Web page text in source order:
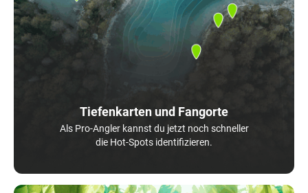
Tiefenkarten und Fangorte
Als Pro-Angler kannst du jetzt noch schneller
die Hot-Spots identifizieren.